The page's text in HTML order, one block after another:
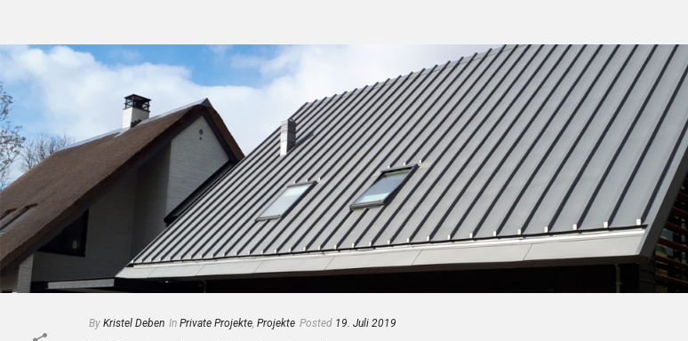
By Kristel Deben In Private Projekte, Projekte Posted 19. Juli 2019